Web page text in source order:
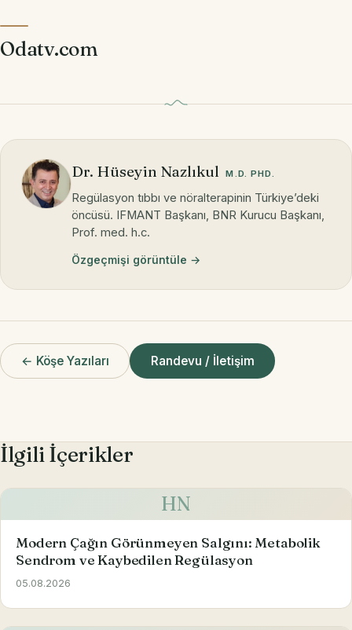
Odatv.com
Dr. Hüseyin Nazlıkul M.D. PHD.
Regülasyon tıbbı ve nöralterapinin Türkiye’deki
öncüsü. IFMANT Başkanı, BNR Kurucu Başkanı,
Prof. med. h.c.
Özgeçmişi görüntüle →
← Köşe Yazıları Randevu / İletişim
İlgili İçerikler
HN
Modern Çağın Görünmeyen Salgını: Metabolik
Sendrom ve Kaybedilen Regülasyon
05.08.2026